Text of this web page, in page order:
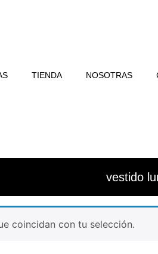
TIENDA NOSOTRAS
vestido
coincidan con tu selección.